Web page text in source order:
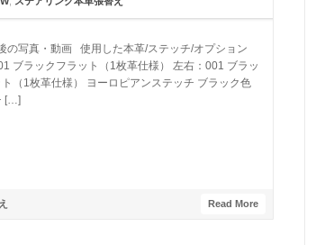
の写真・動画 使用した本革/ステッチ/オプション
ブラックフラット（1枚革仕様） 左右：001 ブラッ
（1枚革仕様） ヨーロピアンステッチ ブラック色
[…]
Read More